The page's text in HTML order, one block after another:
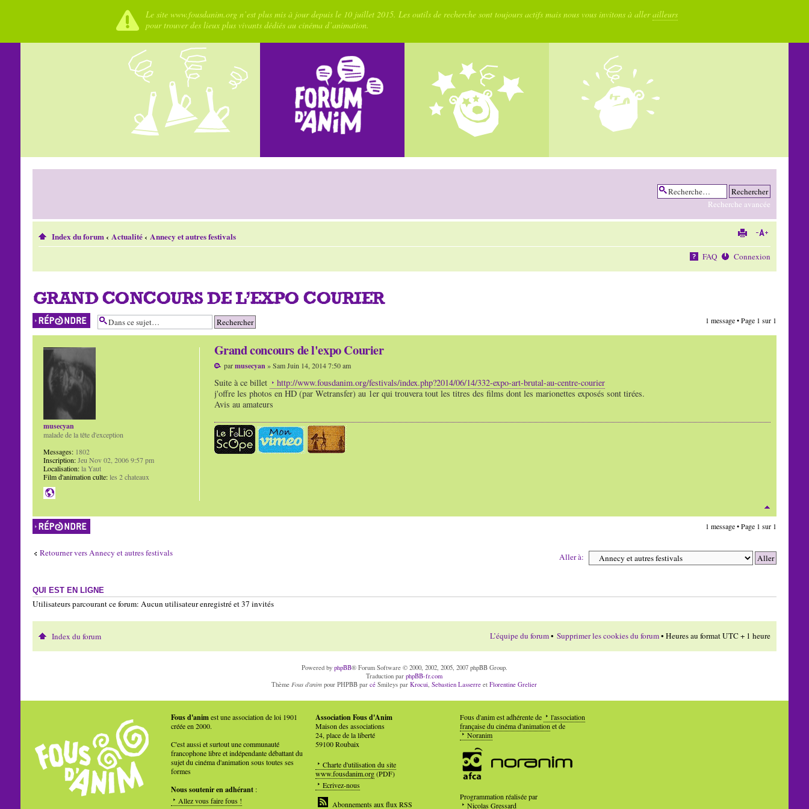
Le site www.fousdanim.org n’est plus mis à jour depuis le 10 juillet 2015. Les outils de recherche sont toujours actifs mais nous vous invitons à allerailleurs
pour trouver des lieux plus vivants dédiés au cinéma d’animation.
Recherche avancée
Index du forum‹ Actualité‹ Annecy et autres festivals
FAQ Connexion
GRAND CONCOURS DE L'EXPO COURIER
Répondre 1 message • Page 1 sur 1
Grand concours de l'expo Courier
parmusecyan » Sam Juin 14, 2014 7:50 am
Suite à ce billet
http://www.fousdanim.org/festivals/index.php?2014/06/14/332-expo-art-brutal-au-centre-courier
j'offre les photos en HD (par Wetransfer) au 1er qui trouvera tout les titres des films dont les marionettes exposés sont tirées.
Avis au amateurs
musecyan
malade de la tête d'exception
Messages:1802
Inscription:Jeu Nov 02, 2006 9:57 pm
Localisation:la Yaut
Film d'animation culte:les 2 chateaux
Répondre
1 message • Page 1 sur 1
Retourner vers Annecy et autres festivals Aller à:
QUI EST EN LIGNE
Utilisateurs parcourant ce forum: Aucun utilisateur enregistré et 37 invités
Index du forum L’équipe du forum• Supprimer les cookies du forum• Heures au format UTC + 1 heure
Powered by phpBB® Forum Software © 2000, 2002, 2005, 2007 phpBB Group.
Traduction parphpBB-fr.com
Thème Fous d'anim pour PHPBB parcé Smileys parKrocui ,Sebastien Lasserre etFlorentine Grelier
Fous d'animest une association de loi 1901
créée en 2000.
C'est aussi et surtout une communauté
francophone libre et indépendante débattant du
sujet du cinéma d'animation sous toutes ses
formes
Nous soutenir en adhérant:
Allez vous faire fous !
Association Fous d'Anim
Maison des associations
24, place de la liberté
59100 Roubaix
Charte d'utilisation du site
www.fousdanim.org(PDF)
Ecrivez-nous
Abonnements aux flux RSS
Fous d'anim est adhérente de
l'association
française du cinéma d'animationet de
Noranim
Programmation réalisée par
Nicolas Gressard